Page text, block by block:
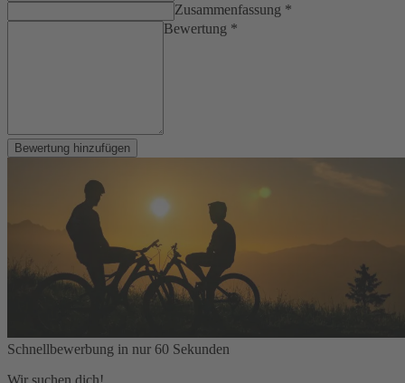
Zusammenfassung *
Bewertung *
Bewertung hinzufügen
Schnellbewerbung in nur 60 Sekunden